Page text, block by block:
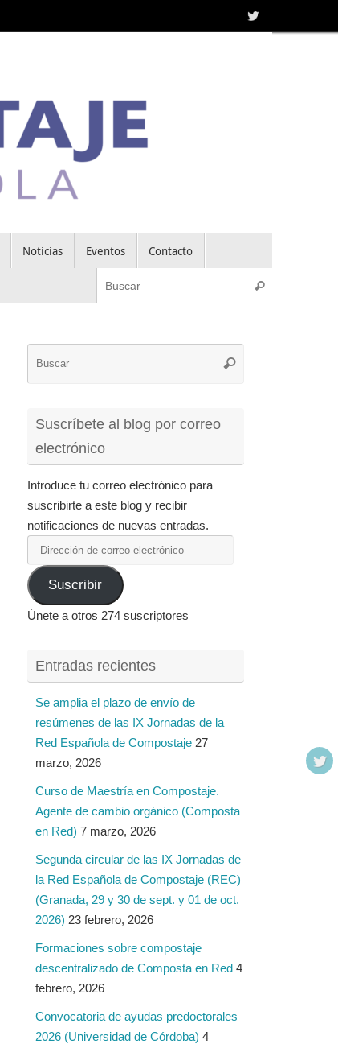
Noticias Eventos Contacto
Buscar
Buscar
Suscríbete al blog por correo
electrónico
Introduce tu correo electrónico para
suscribirte a este blog y recibir
notificaciones de nuevas entradas.
Dirección
de
correo
electrónico
Suscribir
Únete a otros 274 suscriptores
Entradas recientes
Se amplia el plazo de envío de
resúmenes de las IX Jornadas de la
Red Española de Compostaje 27
marzo, 2026
Curso de Maestría en Compostaje.
Agente de cambio orgánico (Composta
en Red) 7 marzo, 2026
Segunda circular de las IX Jornadas de
la Red Española de Compostaje (REC)
(Granada, 29 y 30 de sept. y 01 de oct.
2026) 23 febrero, 2026
Formaciones sobre compostaje
descentralizado de Composta en Red 4
febrero, 2026
Convocatoria de ayudas predoctorales
2026 (Universidad de Córdoba) 4